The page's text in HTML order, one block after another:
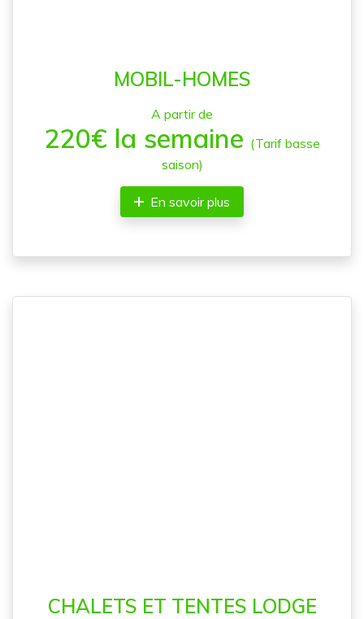
MOBIL-HOMES
A partir de
220€ la semaine (Tarif basse
saison)
En savoir plus
CHALETS ET TENTES LODGE